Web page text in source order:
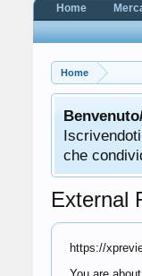
Home
che
External
https://
Home